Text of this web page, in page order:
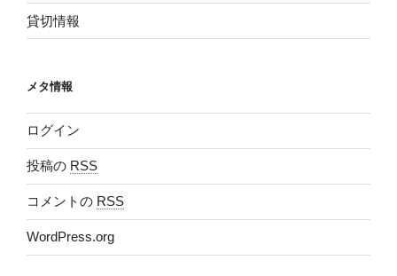
貸切情報
メタ情報
ログイン
投稿の RSS
コメントの RSS
WordPress.org